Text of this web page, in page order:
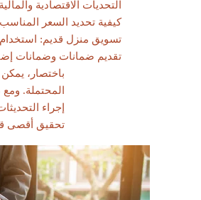
التحديات الاقتصادية
كيفية تحديد السعر
تسويق منزل قديم: استخدام
تقديم ضمانات وضمانات
باختصار، يمكن
المحتملة.
إجراء
تحقيق أقصى